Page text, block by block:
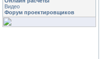
Видео
Форум проектировщиков